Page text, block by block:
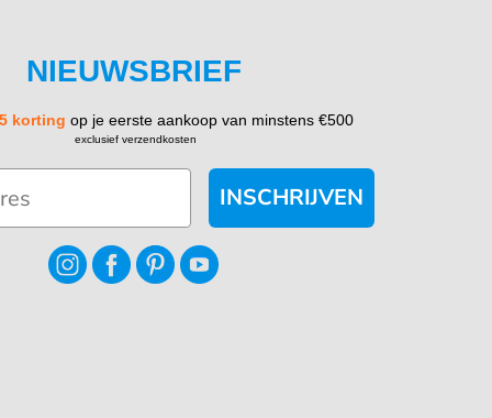
NIEUWSBRIEF
korting op je eerste aankoop van minstens €500
exclusief verzendkosten
INSCHRIJVEN